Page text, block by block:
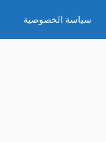
سياسة الخصوصية